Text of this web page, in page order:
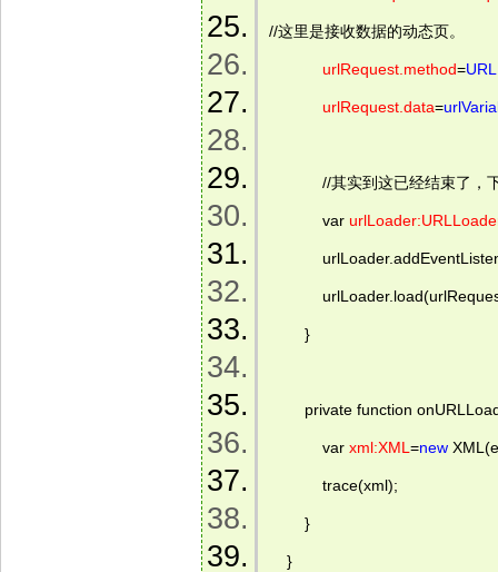
//这里是接收数据的动态页。
urlRequest.method=
urlRequest.data=
//其实到这已经结束了，下
var
}
private function
var xml:XML =new
trace(xml);
}
}